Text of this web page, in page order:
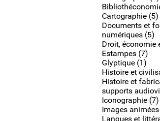
Cartographie (5)
Documents et
numériques (5)
Droit, économie
Estampes (7)
Glyptique (1)
Histoire et
Histoire et
supports
Iconographie (7)
Images
Langues et